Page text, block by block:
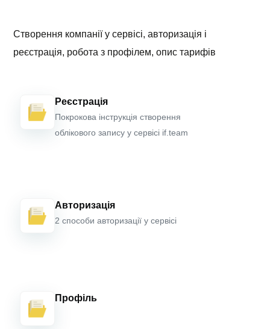
Створення компанії у сервісі, авторизація і
реєстрація, робота з профілем, опис тарифів
Реєстрація
Покрокова інструкція створення
облікового запису у сервісі if.team
Авторизація
2 способи авторизації у сервісі
Профіль